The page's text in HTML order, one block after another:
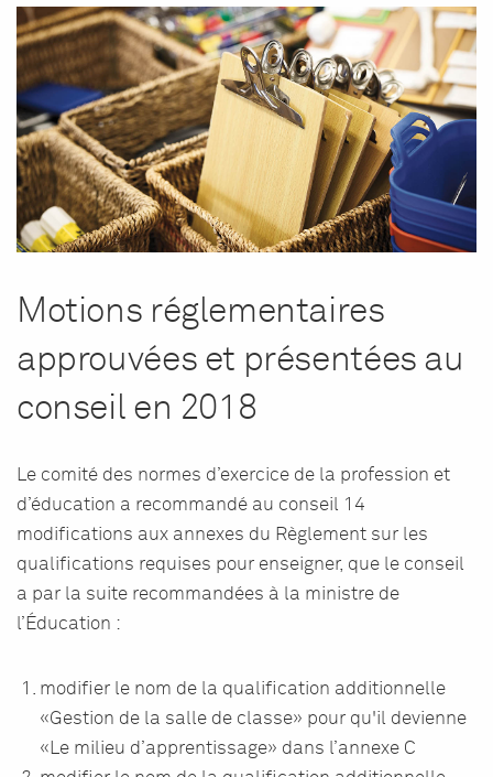
Motions réglementaires
approuvées et présentées au
conseil en 2018
Le comité des normes d’exercice de la profession et
d’éducation a recommandé au conseil 14
modifications aux annexes du Règlement sur les
qualifications requises pour enseigner, que le conseil
a par la suite recommandées à la ministre de
l’Éducation :
modifier le nom de la qualification additionnelle
«Gestion de la salle de classe» pour qu'il devienne
«Le milieu d’apprentissage» dans l’annexe C